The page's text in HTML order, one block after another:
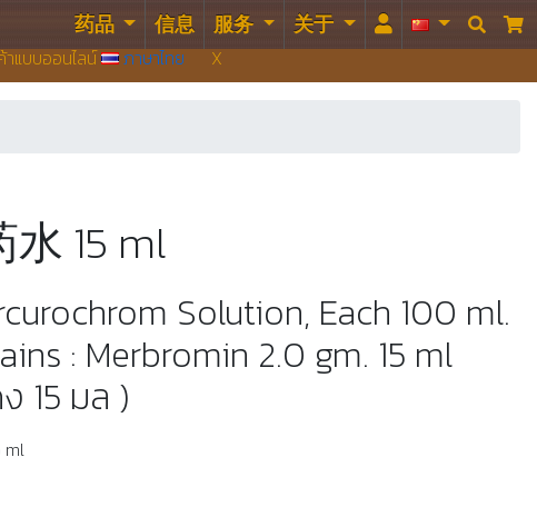
าแบบออนไลน์ ภาษาไทย X
药品 信息 服务 关于  
15 ml
Solution, Each 100 ml.
: Merbromin 2.0 gm. 15 ml
15 มล )
ml